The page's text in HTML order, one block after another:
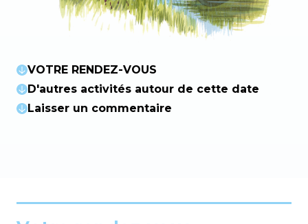
VOTRE RENDEZ-VOUS
D'autres activités autour de cette date
Laisser un commentaire